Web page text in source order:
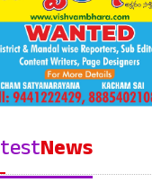
News